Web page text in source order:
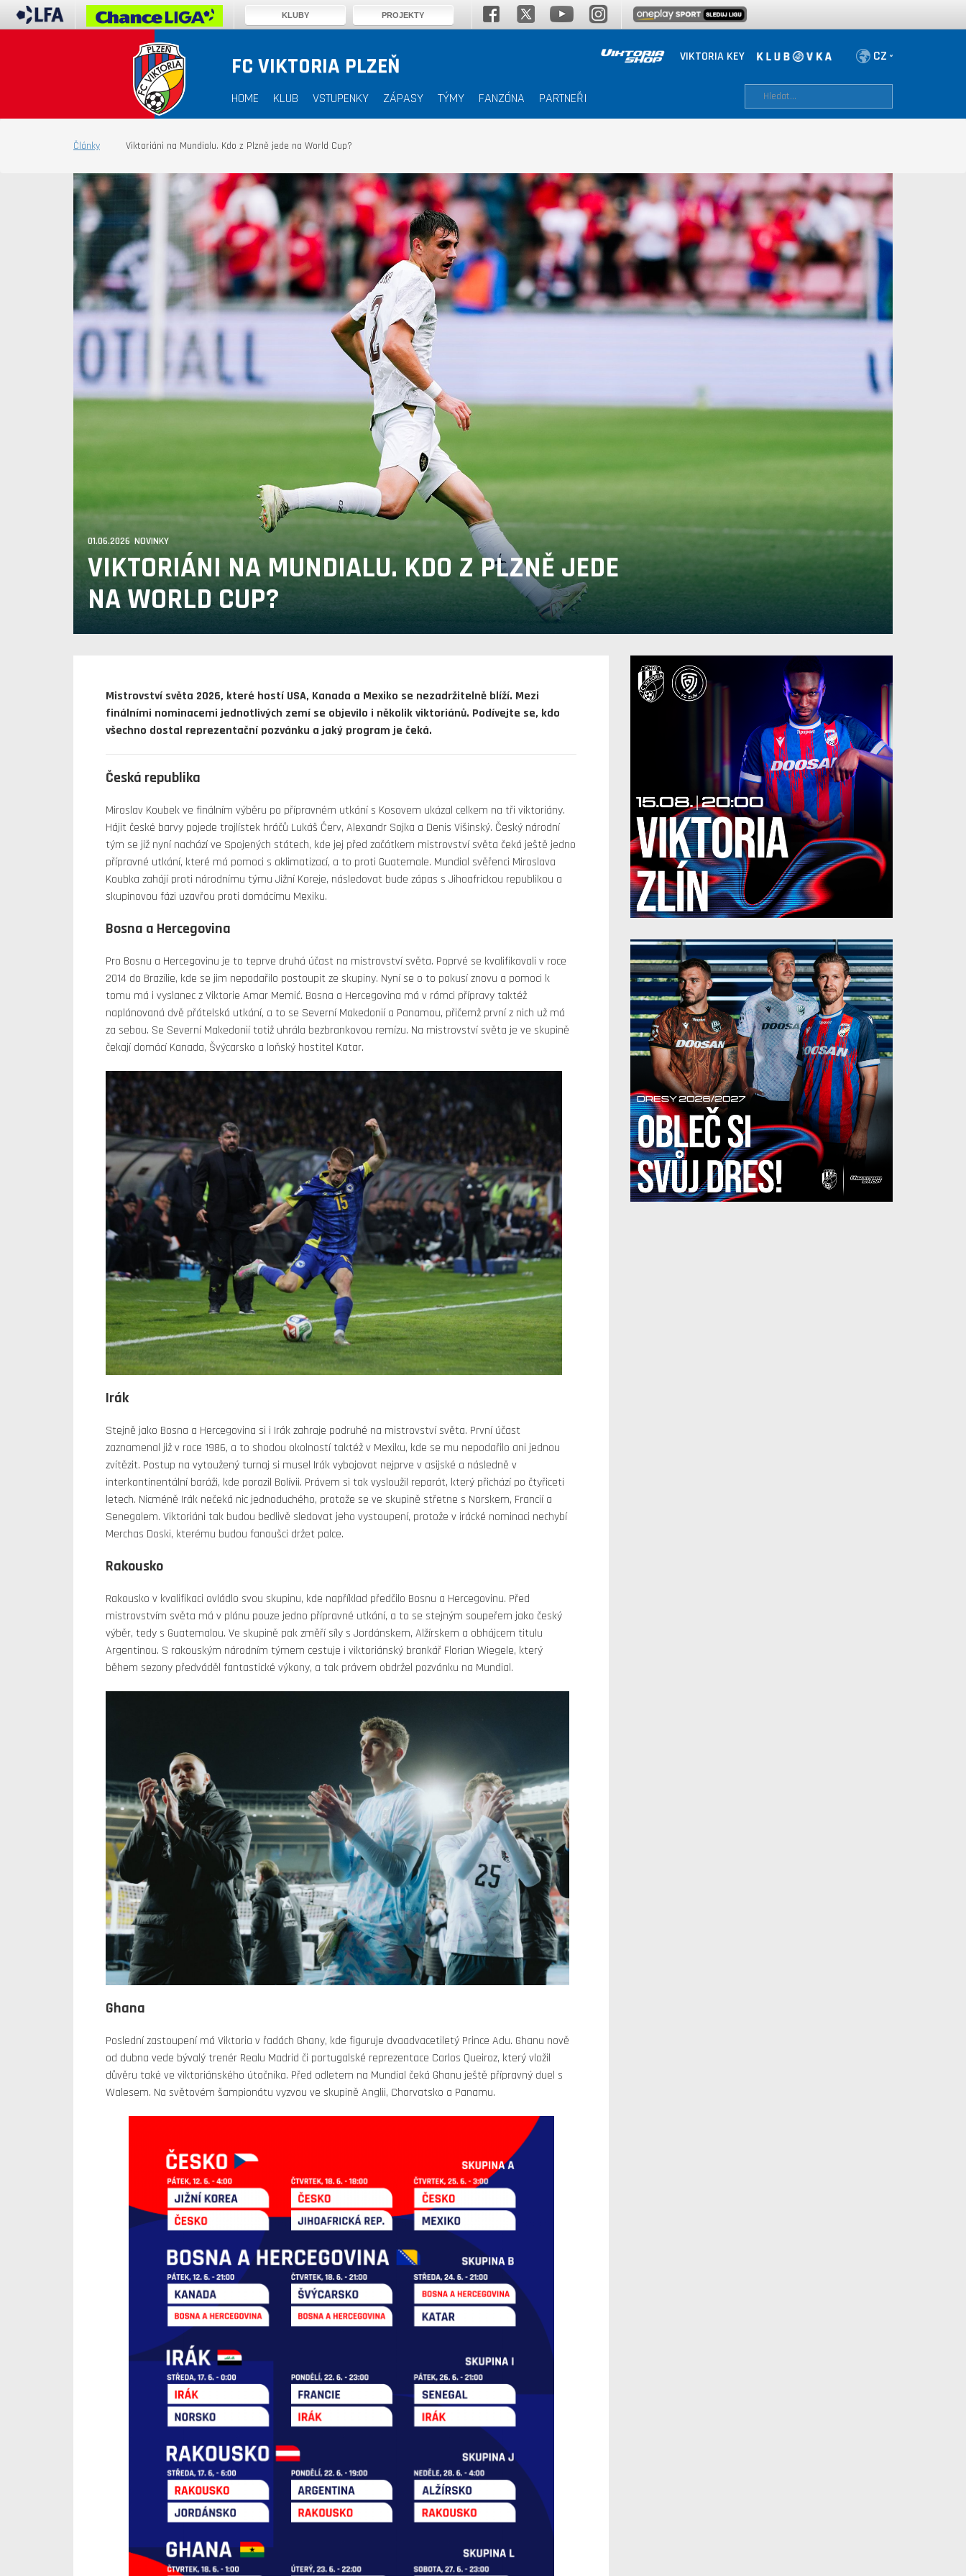
VIKTORIA KEY
FC VIKTORIA PLZEŇ
HOME KLUB VSTUPENKY ZÁPASY TÝMY FANZÓNA PARTNEŘI
Články Viktoriáni na Mundialu. Kdo z Plzně jede na World Cup?
01.06.2026 NOVINKY
VIKTORIÁNI NA MUNDIALU. KDO Z PLZNĚ JEDE
NA WORLD CUP?
Mistrovství světa 2026, které hostí USA, Kanada a Mexiko se nezadržitelně blíží. Mezi
finálními nominacemi jednotlivých zemí se objevilo i několik viktoriánů. Podívejte se, kdo
všechno dostal reprezentační pozvánku a jaký program je čeká.
Česká republika
Miroslav Koubek ve finálním výběru po přípravném utkání s Kosovem ukázal celkem na tři viktoriány.
Hájit české barvy pojede trojlístek hráčů Lukáš Červ, Alexandr Sojka a Denis Višinský. Český národní
tým se již nyní nachází ve Spojených státech, kde jej před začátkem mistrovství světa čeká ještě jedno
přípravné utkání, které má pomoci s aklimatizací, a to proti Guatemale. Mundial svěřenci Miroslava
Koubka zahájí proti národnímu týmu Jižní Koreje, následovat bude zápas s Jihoafrickou republikou a
skupinovou fázi uzavřou proti domácímu Mexiku.
Bosna a Hercegovina
Pro Bosnu a Hercegovinu je to teprve druhá účast na mistrovství světa. Poprvé se kvalifikovali v roce
2014 do Brazílie, kde se jim nepodařilo postoupit ze skupiny. Nyní se o to pokusí znovu a pomoci k
tomu má i vyslanec z Viktorie Amar Memić. Bosna a Hercegovina má v rámci přípravy taktéž
naplánovaná dvě přátelská utkání, a to se Severní Makedonií a Panamou, přičemž první z nich už má
za sebou. Se Severní Makedonií totiž uhrála bezbrankovou remízu. Na mistrovství světa je ve skupině
čekají domácí Kanada, Švýcarsko a loňský hostitel Katar.
Irák
Stejně jako Bosna a Hercegovina si i Irák zahraje podruhé na mistrovství světa. První účast
zaznamenal již v roce 1986, a to shodou okolností taktéž v Mexiku, kde se mu nepodařilo ani jednou
zvítězit. Postup na vytoužený turnaj si musel Irák vybojovat nejprve v asijské a následně v
interkontinentální baráži, kde porazil Bolívii. Právem si tak vysloužil reparát, který přichází po čtyřiceti
letech. Nicméně Irák nečeká nic jednoduchého, protože se ve skupině střetne s Norskem, Francií a
Senegalem. Viktoriáni tak budou bedlivě sledovat jeho vystoupení, protože v irácké nominaci nechybí
Merchas Doski, kterému budou fanoušci držet palce.
Rakousko
Rakousko v kvalifikaci ovládlo svou skupinu, kde například předčilo Bosnu a Hercegovinu. Před
mistrovstvím světa má v plánu pouze jedno přípravné utkání, a to se stejným soupeřem jako český
výběr, tedy s Guatemalou. Ve skupině pak změří síly s Jordánskem, Alžírskem a obhájcem titulu
Argentinou. S rakouským národním týmem cestuje i viktoriánský brankář Florian Wiegele, který
během sezony předváděl fantastické výkony, a tak právem obdržel pozvánku na Mundial.
Ghana
Poslední zastoupení má Viktoria v řadách Ghany, kde figuruje dvaadvacetiletý Prince Adu. Ghanu nově
od dubna vede bývalý trenér Realu Madrid či portugalské reprezentace Carlos Queiroz, který vložil
důvěru také ve viktoriánského útočníka. Před odletem na Mundial čeká Ghanu ještě přípravný duel s
Walesem. Na světovém šampionátu vyzvou ve skupině Anglii, Chorvatsko a Panamu.
KLUBY PROJEKTY